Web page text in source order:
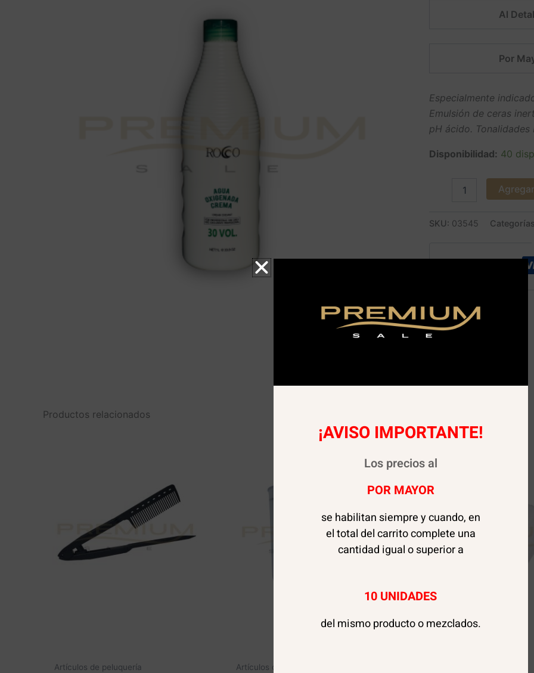
Al
Por
Especialmente
Emulsión de ceras
pH ácido.
Disponibilidad: 40
SKU: 03545
Productos relacionados
Artículos de peluquería
AGOTADO
Artículos de peluquería
AGOTADO
¡AVISO IMPORTANTE!
Los precios al
POR MAYOR
se habilitan siempre y cuando, en
el total del carrito complete una
cantidad igual o superior a
10 UNIDADES
del mismo producto o mezclados.